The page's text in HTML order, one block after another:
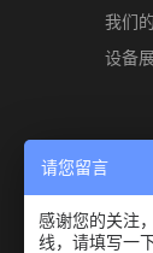
我们
设备
请您留言
感谢您的关注
线，请填写一